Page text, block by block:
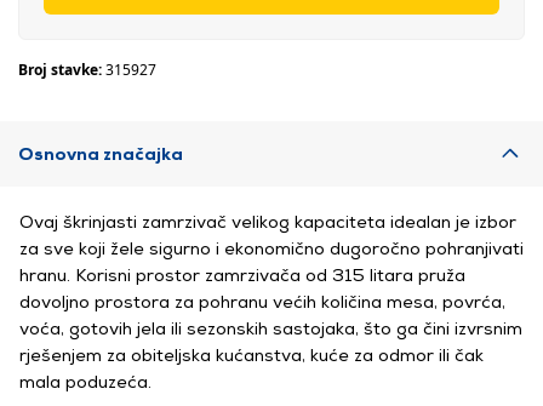
Broj stavke:315927
Osnovna značajka
Ovaj škrinjasti zamrzivač velikog kapaciteta idealan je izbor
za sve koji žele sigurno i ekonomično dugoročno pohranjivati
​​hranu. Korisni prostor zamrzivača od 315 litara pruža
dovoljno prostora za pohranu većih količina mesa, povrća,
voća, gotovih jela ili sezonskih sastojaka, što ga čini izvrsnim
rješenjem za obiteljska kućanstva, kuće za odmor ili čak
mala poduzeća.